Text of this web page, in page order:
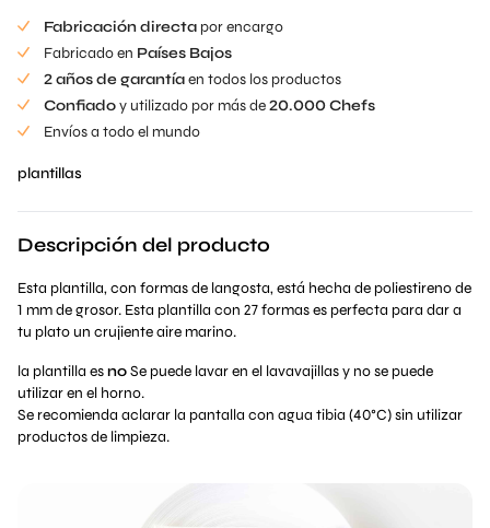
Fabricación directa por encargo
Fabricado en Países Bajos
2 años de garantíaen todos los productos
Confiadoy utilizado por más de20.000 Chefs
Envíos a todo el mundo
plantillas
Descripción del producto
Esta plantilla, con formas de langosta, está hecha de poliestireno de
1 mm de grosor. Esta plantilla con 27 formas es perfecta para dar a
tu plato un crujiente aire marino.
la plantilla esnoSe puede lavar en el lavavajillas y no se puede
utilizar en el horno.
Se recomienda aclarar la pantalla con agua tibia (40°C) sin utilizar
productos de limpieza.